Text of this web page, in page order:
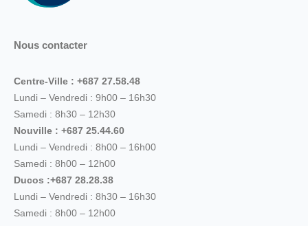
Nous contacter
Centre-Ville : +687 27.58.48
Lundi – Vendredi : 9h00 – 16h30
Samedi : 8h30 – 12h30
Nouville : +687 25.44.60
Lundi – Vendredi : 8h00 – 16h00
Samedi : 8h00 – 12h00
Ducos :+687 28.28.38
Lundi – Vendredi : 8h30 – 16h30
Samedi : 8h00 – 12h00